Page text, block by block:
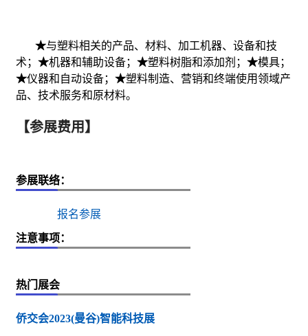
★与塑料相关的产品、材料、加工机器、设备和技
术； ★机器和辅助设备； ★塑料树脂和添加剂； ★模具；
★仪器和自动设备； ★塑料制造、营销和终端使用领域产
品、技术服务和原材料。
【参展费用】
参展联络：
报名参展
注意事项：
热门展会
侨交会2023(曼谷)智能科技展